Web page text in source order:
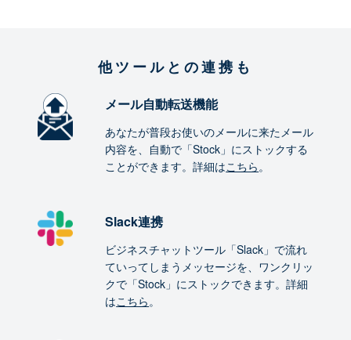
他ツールとの連携も
メール自動転送機能
あなたが普段お使いのメールに来たメール
内容を、自動で「Stock」にストックする
ことができます。詳細はこちら。
Slack連携
ビジネスチャットツール「Slack」で流れ
ていってしまうメッセージを、ワンクリッ
クで「Stock」にストックできます。詳細
はこちら。